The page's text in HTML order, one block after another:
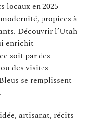
locaux en 2025
propices à
Découvrir l’Utah
enrichit
soit par des
des visites
se remplissent
artisanat, récits